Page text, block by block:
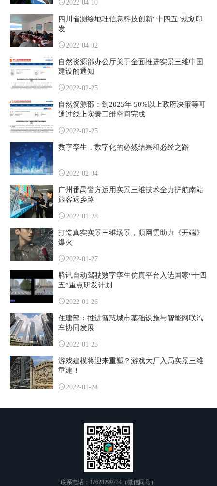
2022-04-10
四川省测绘地理信息科技创新“十四五”规划印
发
2022-04-02
自然资源部办公厅关于全面推进实景三维中国
建设的通知
2022-02-25
自然资源部：到2025年 50%以上政府决策等可
通过线上实景三维空间完成
2022-02-25
数字孪生，数字化的必然结果和必经之路
2022-02-04
广州番禺警方运用实景三维技术全力护航南站
旅客返乡路
2022-01-28
打造真实实景三维场景，顺网雲助力《开端》
爆火
2022-01-27
腾讯自动驾驶数字孪生仿真平台入选国家“十四
五”重点研发计划
2022-01-26
住建部：推进智慧城市基础设施与智能网联汽
车协同发展
2022-01-25
游戏建模将迎来重塑？游戏大厂入局实景三维
重建！
2022-01-24
联系电话：17628299734（微信同号）